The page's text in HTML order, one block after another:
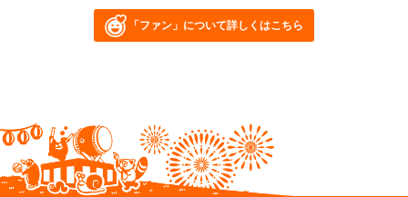
「ファン」について詳しくはこちら